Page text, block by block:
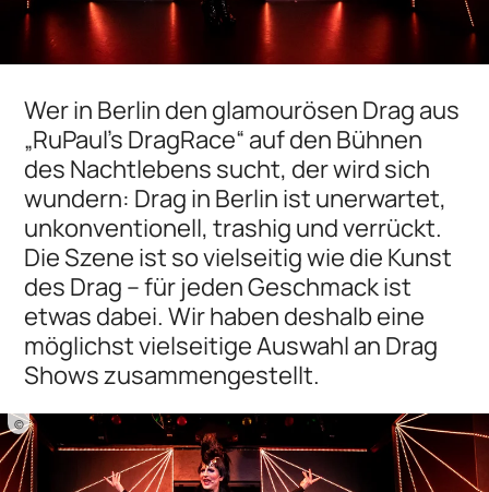
Wer in Berlin den glamourösen Drag aus
„RuPaul's DragRace“ auf den Bühnen
des Nachtlebens sucht, der wird sich
wundern: Drag in Berlin ist unerwartet,
unkonventionell, trashig und verrückt.
Die Szene ist so vielseitig wie die Kunst
des Drag – für jeden Geschmack ist
etwas dabei. Wir haben deshalb eine
möglichst vielseitige Auswahl an Drag
Shows zusammengestellt.
©